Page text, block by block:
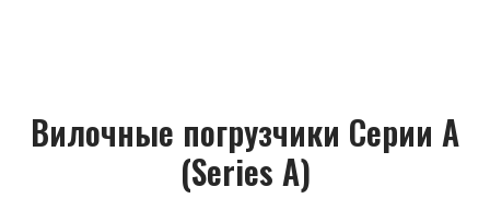
Вилочные погрузчики Серии А
(Series A)